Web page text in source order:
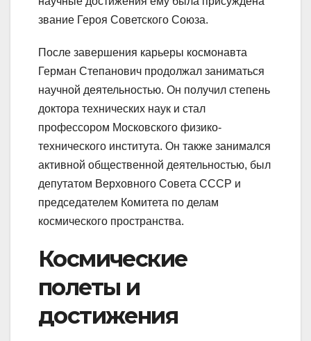
звание Героя Советского Союза.
После завершения карьеры космонавта
Герман Степанович продолжал заниматься
научной деятельностью. Он получил степень
доктора технических наук и стал
профессором Московского физико-
технического института. Он также занимался
активной общественной деятельностью, был
депутатом Верховного Совета СССР и
председателем Комитета по делам
космического пространства.
Космические
полеты и
достижения